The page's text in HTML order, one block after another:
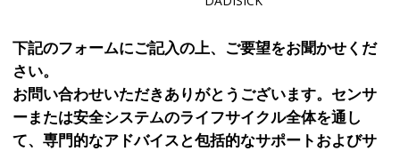
下記のフォームにご記入の上、ご要望をお聞かせくだ
さい。
お問い合わせいただきありがとうございます。センサ
ーまたは安全システムのライフサイクル全体を通し
て、専門的なアドバイスと包括的なサポートおよびサ